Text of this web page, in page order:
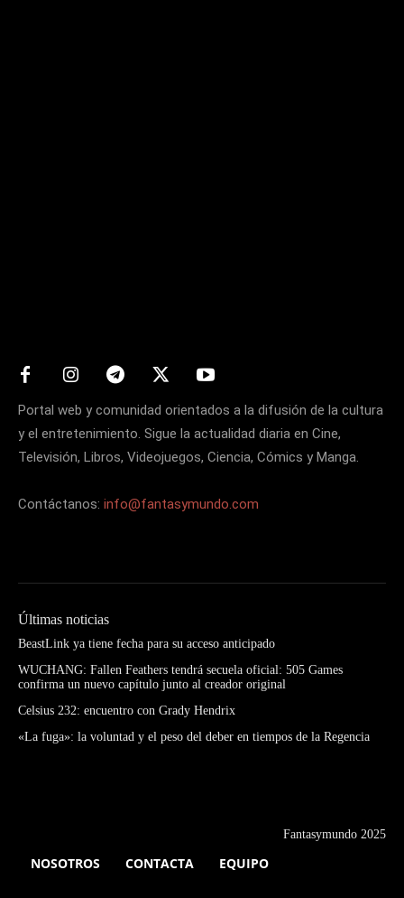
Portal web y comunidad orientados a la difusión de la cultura
y el entretenimiento. Sigue la actualidad diaria en Cine,
Televisión, Libros, Videojuegos, Ciencia, Cómics y Manga.
Contáctanos: info@fantasymundo.com
Últimas noticias
BeastLink ya tiene fecha para su acceso anticipado
WUCHANG: Fallen Feathers tendrá secuela oficial: 505 Games
confirma un nuevo capítulo junto al creador original
Celsius 232: encuentro con Grady Hendrix
«La fuga»: la voluntad y el peso del deber en tiempos de la Regencia
Fantasymundo 2025
NOSOTROS CONTACTA EQUIPO